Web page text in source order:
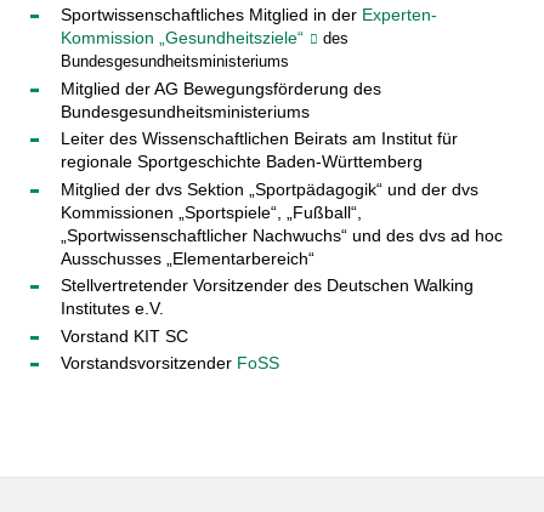
Sportwissenschaftliches Mitglied in der Experten-
Kommission „Gesundheitsziele“
des
Bundesgesundheitsministeriums
Mitglied der AG Bewegungsförderung des
Bundesgesundheitsministeriums
Leiter des Wissenschaftlichen Beirats am Institut für
regionale Sportgeschichte Baden-Württemberg
Mitglied der dvs Sektion „Sportpädagogik“ und der dvs
Kommissionen „Sportspiele“, „Fußball“,
„Sportwissenschaftlicher Nachwuchs“ und des dvs ad hoc
Ausschusses „Elementarbereich“
Stellvertretender Vorsitzender des Deutschen Walking
Institutes e.V.
Vorstand KIT SC
Vorstandsvorsitzender FoSS